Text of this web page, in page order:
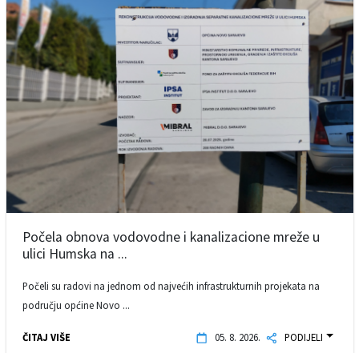
Počela obnova vodovodne i kanalizacione mreže u
ulici Humska na ...
Počeli su radovi na jednom od najvećih infrastrukturnih projekata na
području općine Novo ...
ČITAJ VIŠE 05. 8. 2026. PODIJELI